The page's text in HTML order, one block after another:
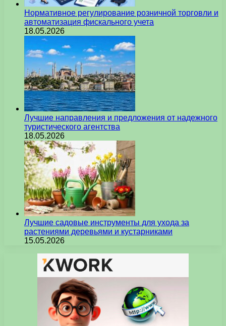
Нормативное регулирование розничной торговли и
автоматизация фискального учета
18.05.2026
Лучшие направления и предложения от надежного
туристического агентства
18.05.2026
Лучшие садовые инструменты для ухода за
растениями деревьями и кустарниками
15.05.2026